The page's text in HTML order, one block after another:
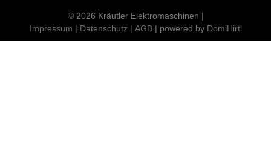
© 2026 Kräutler Elektromaschinen |
Impressum | Datenschutz | AGB| powered by DomiHirtl